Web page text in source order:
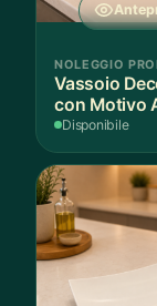
NOLEGGIO
Vassoio
con Motivo
Foglie
Disponibile